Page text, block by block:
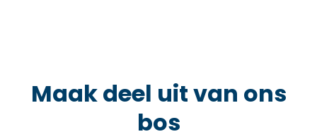
Maak deel uit van ons
bos